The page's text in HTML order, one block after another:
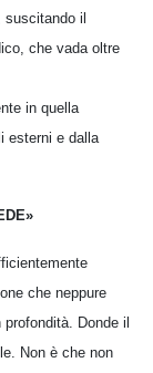
suscitando il
che vada oltre
in quella
esterni e dalla
che neppure
Donde il
Non è che non